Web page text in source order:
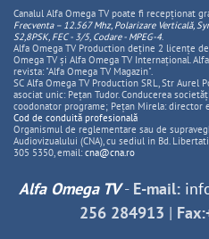
Canalul Alfa Omega TV poate fi recepționat
Frecventa – 12.567 Mhz, PolarizareVerticală,
S2,8PSK, FEC - 3/5, Codare - MPEG-4.
Alfa Omega TV Production deține 2 licențe
Omega TV și Alfa Omega TV Internațional.
revista: "Alfa Omega TV Magazin".
SC Alfa Omega TV Production SRL, Str Aurel
asociat unic: Pețan Tudor. Conducerea
coodonator programe; Pețan Mirela: director
Cod de conduită profesională
Organismul de reglementare sau de
Audiovizualului (CNA), cu sediul in Bd.
305 5350, email: cna@cna.ro
Alfa Omega TV- E-mail:
256 284913 |